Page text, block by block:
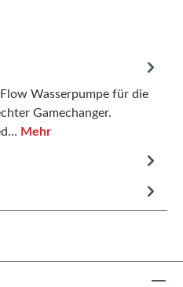
Wasserpumpe für die
Gamechanger.
Mehr